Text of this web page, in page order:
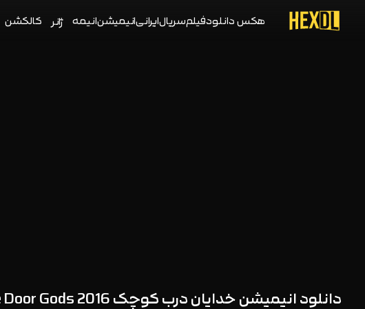
هکس دانلودفیلمسریالایرانیانیمیشنانیمه ژانر کالکشن
دانلود انیمیشن خدایان درب کوچک Little Door Gods 2016